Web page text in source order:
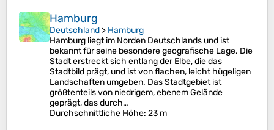
Hamburg
Deutschland > Hamburg
Hamburg liegt im Norden Deutschlands und ist
bekannt für seine besondere geografische Lage. Die
Stadt erstreckt sich entlang der Elbe, die das
Stadtbild prägt, und ist von flachen, leicht hügeligen
Landschaften umgeben. Das Stadtgebiet ist
größtenteils von niedrigem, ebenem Gelände
geprägt, das durch…
Durchschnittliche Höhe: 23 m